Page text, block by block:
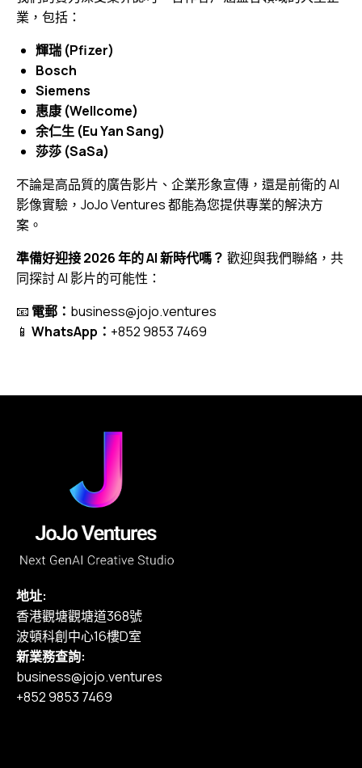
業，包括：
輝瑞 (Pfizer)
Bosch
Siemens
惠康 (Wellcome)
余仁生 (Eu Yan Sang)
莎莎 (SaSa)
不論是高品質的廣告影片、企業形象宣傳，還是前衛的 AI
影像實驗，JoJo Ventures 都能為您提供專業的解決方
案。
準備好迎接 2026 年的 AI 新時代嗎？ 歡迎與我們聯絡，共
同探討 AI 影片的可能性：
📧 電郵： business@jojo.ventures
📱 WhatsApp： +852 9853 7469
地址:
香港觀塘觀塘道368號
波頓科創中心16樓D室
新業務查詢:
business@jojo.ventures
+852 9853 7469